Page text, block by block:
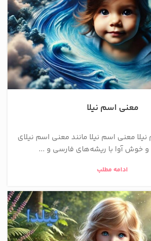
معنی اسم نیلا
معنی اسم نیلا مانند معنی اسم نیلای
و خوش‌ آوا با ریشه‌های فارسی و ...
ادامه مطلب